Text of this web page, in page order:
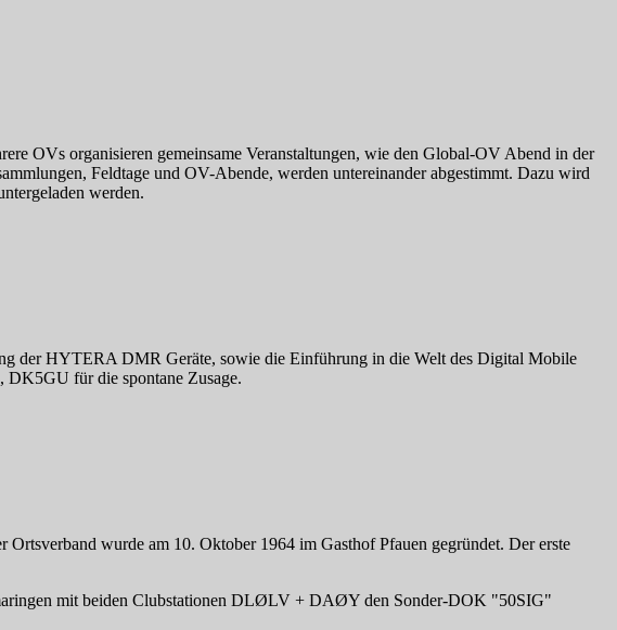
OVs organisieren gemeinsame Veranstaltungen, wie den Global-OV Abend in der
Feldtage und OV-Abende, werden untereinander abgestimmt. Dazu wird
werden.
der HYTERA DMR Geräte, sowie die Einführung in die Welt des Digital Mobile
für die spontane Zusage.
wurde am 10. Oktober 1964 im Gasthof Pfauen gegründet. Der erste
mit beiden Clubstationen DLØLV + DAØY den Sonder-DOK "50SIG"